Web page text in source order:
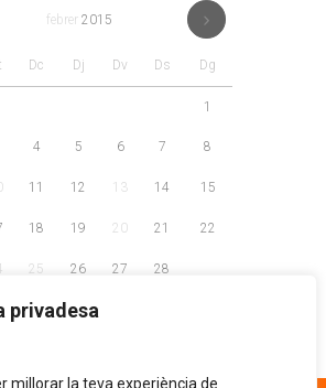
privadesa
millorar la teva experiència de
febrer 2015
Dc Dj Dv Ds Dg
1
4 5 6 7 8
11 12 13 14 15
18 19 20 21 22
25 26 27 28